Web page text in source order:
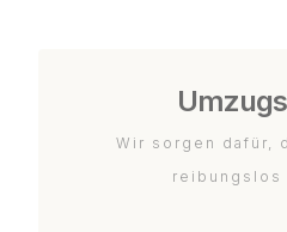
Wir sorgen dafür,
reibungslos